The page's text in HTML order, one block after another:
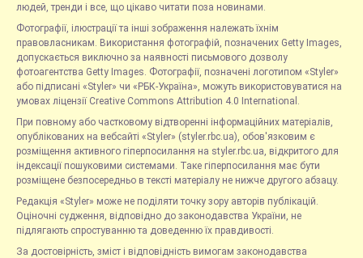
людей, тренди і все, що цікаво читати поза новинами.
Фотографії, ілюстрації та інші зображення належать їхнім
правовласникам. Використання фотографій, позначених Getty Images,
допускається виключно за наявності письмового дозволу
фотоагентства Getty Images. Фотографії, позначені логотипом «Styler»
або підписані «Styler» чи «РБК-Україна», можуть використовуватися на
умовах ліцензії Creative Commons Attribution 4.0 International.
При повному або частковому відтворенні інформаційних матеріалів,
опублікованих на вебсайті «Styler» (styler.rbc.ua), обов'язковим є
розміщення активного гіперпосилання на styler.rbc.ua, відкритого для
індексації пошуковими системами. Таке гіперпосилання має бути
розміщене безпосередньо в тексті матеріалу не нижче другого абзацу.
Редакція «Styler» може не поділяти точку зору авторів публікацій.
Оціночні судження, відповідно до законодавства України, не
підлягають спростуванню та доведенню їх правдивості.
За достовірність, зміст і відповідність вимогам законодавства